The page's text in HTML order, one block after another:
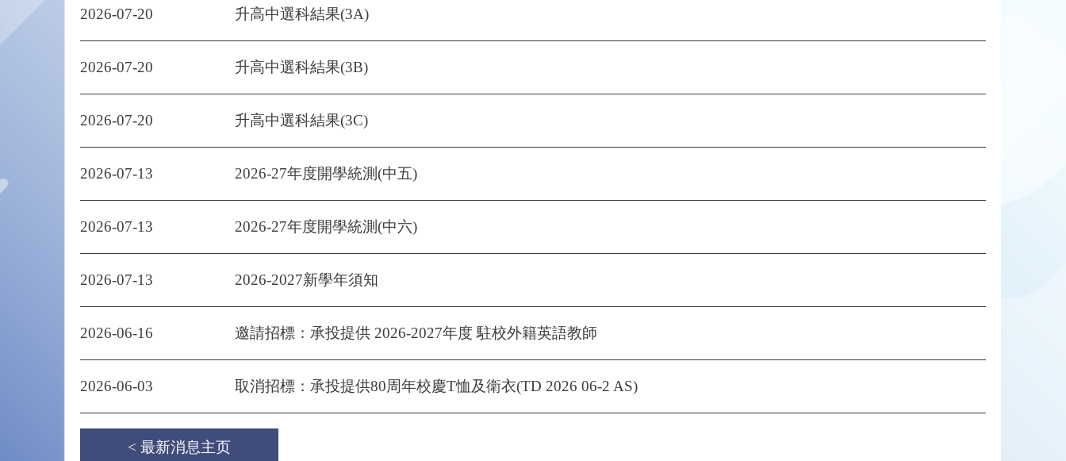
2026-07-20 升高中選科結果(3A)
2026-07-20 升高中選科結果(3B)
2026-07-20 升高中選科結果(3C)
2026-07-13 2026-27年度開學統測(中五)
2026-07-13 2026-27年度開學統測(中六)
2026-07-13 2026-2027新學年須知
2026-06-16 邀請招標：承投提供 2026-2027年度 駐校外籍英語教師
2026-06-03 取消招標：承投提供80周年校慶T恤及衛衣(TD 2026 06-2 AS)
< 最新消息主页